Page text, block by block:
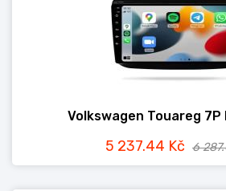
Volkswagen Touareg 7P
5 237.44 Kč 6